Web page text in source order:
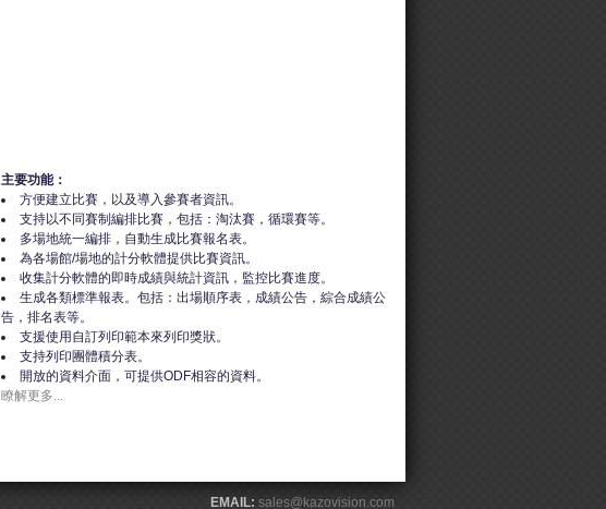
主要功能：
方便建立比賽，以及導入參賽者資訊。
支持以不同賽制編排比賽，包括：淘汰賽，循環賽等。
多場地統一編排，自動生成比賽報名表。
為各場館/場地的計分軟體提供比賽資訊。
收集計分軟體的即時成績與統計資訊，監控比賽進度。
生成各類標準報表。包括：出場順序表，成績公告，綜合成績公
告，排名表等。
支援使用自訂列印範本來列印獎狀。
支持列印團體積分表。
開放的資料介面，可提供ODF相容的資料。
瞭解更多...
EMAIL: sales@kazovision.com